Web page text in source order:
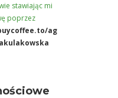
stawiając mi
poprzez
ag